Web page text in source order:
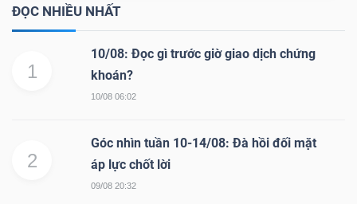
ĐỌC NHIỀU NHẤT
1
10/08: Đọc gì trước giờ giao dịch chứng
khoán?
10/08 06:02
2
Góc nhìn tuần 10-14/08: Đà hồi đối mặt
áp lực chốt lời
09/08 20:32
Mã
khoán
Lãnh